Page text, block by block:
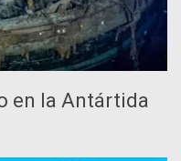
en la Antártida